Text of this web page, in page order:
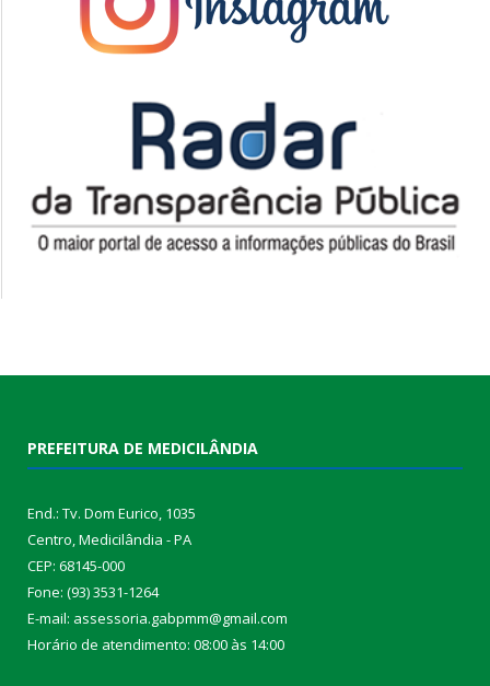
PREFEITURA DE MEDICILÂNDIA
End.: Tv. Dom Eurico, 1035
Centro, Medicilândia - PA
CEP: 68145-000
Fone: (93) 3531-1264
E-mail: assessoria.gabpmm@gmail.com
Horário de atendimento: 08:00 às 14:00